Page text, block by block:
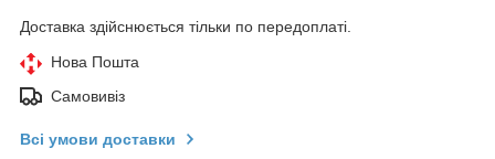
Доставка здійснюється тільки по передоплаті.
Нова Пошта
Самовивіз
Всі умови доставки